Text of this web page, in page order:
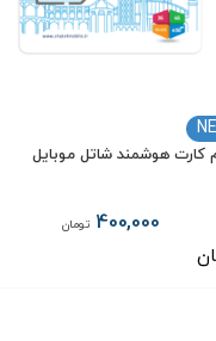
قابلیت
کارت هوشمند شاتل موبایل
400,000 تومان